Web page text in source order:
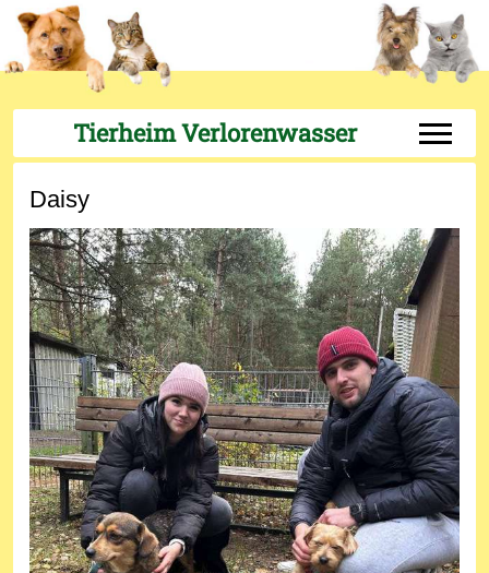
Tierheim Verlorenwasser Off-
Daisy